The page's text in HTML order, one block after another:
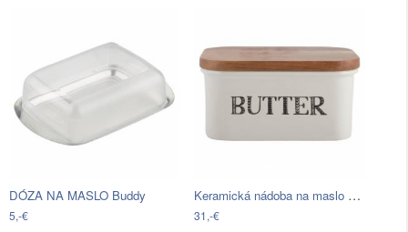
DÓZA NA MASLO Buddy
5,-€
Keramická nádoba na maslo Creative Tops…
31,-€